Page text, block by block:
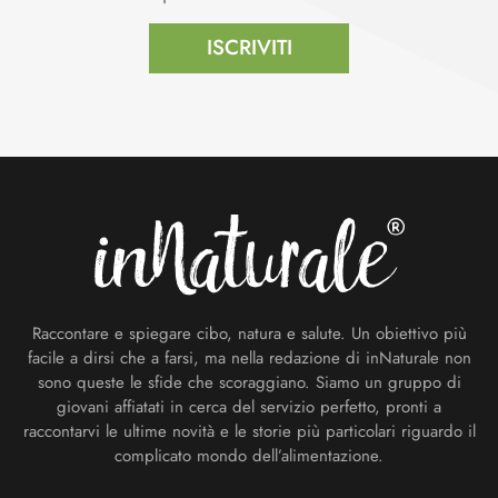
ISCRIVITI
Raccontare e spiegare cibo, natura e salute. Un obiettivo più
facile a dirsi che a farsi, ma nella redazione di inNaturale non
sono queste le sfide che scoraggiano. Siamo un gruppo di
giovani affiatati in cerca del servizio perfetto, pronti a
raccontarvi le ultime novità e le storie più particolari riguardo il
complicato mondo dell’alimentazione.